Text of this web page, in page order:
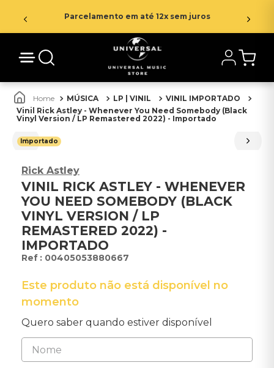
Parcelamento em até 12x sem juros
MÚSICA LP | VINIL
VINIL IMPORTADO
Vinil Rick Astley - Whenever You Need Somebody (Black
Vinyl Version / LP Remastered 2022) - Importado
Importado
Rick Astley
VINIL RICK ASTLEY - WHENEVER
YOU NEED SOMEBODY (BLACK
VINYL VERSION / LP
REMASTERED 2022) -
IMPORTADO
: 00405053880667
Este produto não está disponível no
momento
Quero saber quando estiver disponível